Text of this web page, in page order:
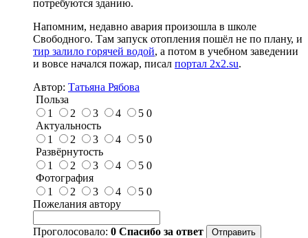
потребуются зданию.
Напомним, недавно авария произошла в школе
Свободного. Там запуск отопления пошёл не по плану, и
тир залило горячей водой, а потом в учебном заведении
и вовсе начался пожар, писал портал 2x2.su.
Автор: Татьяна Рябова
Польза
1
2 3 4 5 0
Актуальность
1
2 3 4 5 0
Развёрнутость
1
2 3 4 5 0
Фотография
1
2 3 4 5 0
Пожелания автору
Проголосовало: 0 Спасибо за ответ